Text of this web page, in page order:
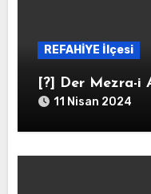
REFAHİYE İlçesi
[?] Der Mezra-i
11 Nisan 2024